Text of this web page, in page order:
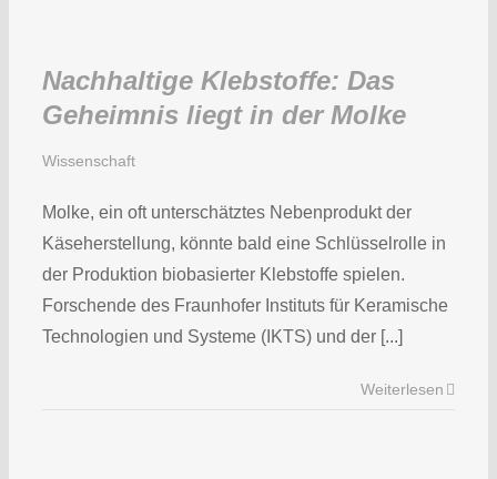
Nachhaltige Klebstoffe: Das
Geheimnis liegt in der Molke
Wissenschaft
Molke, ein oft unterschätztes Nebenprodukt der
Käseherstellung, könnte bald eine Schlüsselrolle in
der Produktion biobasierter Klebstoffe spielen.
Forschende des Fraunhofer Instituts für Keramische
Technologien und Systeme (IKTS) und der [...]
Weiterlesen